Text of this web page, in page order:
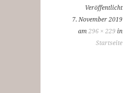
Veröffentlicht
7. November 2019
am 296 × 229 in
Startseite